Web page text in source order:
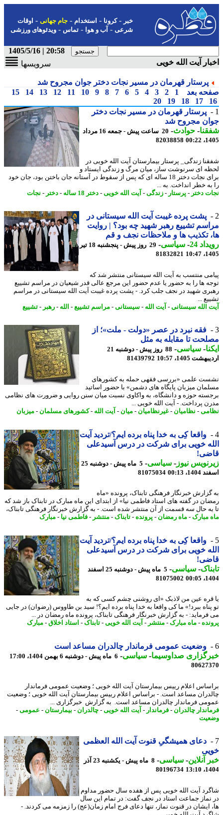
-کرونا-استخدام- جام جهانی-اوقات
شرعی-آب و هوا-تماس-ویدئوهای ورزشی
20:58 | 1405/5/16
آیت الله خویی
سرویسها
پرستار قهرمان در مسیر نجات دختر جوان مجروح شد
بعد
1
2
3
4
5
6
7
8
9
10
11
12
13
14
15
17
18
19
20
پرستار قهرمان در مسیر نجات دختر
مجروح شد
-حوادث -
20 ساعت پیش - جمعه 16 مرداد
82038858
زندگی_ پرستار بیمارستان آیت الله خویی در
ای سرنوشت ساز، میان مرگ و زندگی ایستاد و
برای نجات دختر 18 ساله ای که پس از سقوط در آستانه جان باختن بود، جان خود
خطر انداخت. به ...
دختر-پرستار-زندگی-آیت الله خویی-دختر 18 ساله -دختر-نجات
پشت پرده غیبت آیت الله سیستانی در
تشییع رهبر شهید چه بود؟ | روایت
تکذیب ها و ملاحظات نجف و قم
24
-سیاسی-
29 روز پیش - پنجشنبه 18 تیر
81832821
منتسب به آیت الله سیستانی منتشر شد که
ها را به حضور یا عدم حضور این مرجع عالی قدر شیعیان در مراسم تشییع
شهید در نجف جلب کرد. - پشت پرده غیبت آیت الله سیستانی در مراسم
...
الله سیستانی-آیت الله-سیستانی-مراسم تشییع-الله-رهبر -تشییع
فقه نبرد در عصر «دولت - ملت»؛ از
تا مقابله به مثل
-سیاسی-
88 روز پیش - دوشنبه 21
1405، 10:57
81439792
علمی «بررسی فقهی حمله به کشورهای
میزبان پایگاه های دشمن» با حضور اساتید
حوزه و دانشگاه، به واکاوی نسبت میان سنن روایی و ضرورت های نظامی
پرداخت. - آیت الله خویی ...
-نظامیان-غیرنظامیان-میان-آیت الله-کشورهای مسلمان-میزبان
واقعا کِی به خدا پناه برده ایم؟/تردید آیت
خویی برای شرکت در درس آسیدعلی
نیوز-سیاسی-
5 ماه پیش - دوشنبه 25
00:13
81075034
خبرنگار فرهنگی تابناک، پرونده «ماه
در گفته های استاد فاطمی نیا» از ابتدای این ماه مبارک در تابناک باز شد که
حال سه قسمت از آن منتشر شده است. - به گزارش خبرنگار فرهنگی تابناک،
مبارک- ماه رمضان-پرونده -تابناک-منتشر-فاطمی نیا- مبارک
واقعا کِی به خدا پناه برده ایم؟/تردید آیت
خویی برای شرکت در درس آسیدعلی
-سیاسی-
5 ماه پیش - دوشنبه 25 اسفند
81075002
عین من لاذبک «ای روشنی چشم کسی که به
ببرد!» ما کی واقعا به خدا پناه برده ایم؟! سید بن طاووس (رضوان) در جایی
- به گزارش خبرنگار فرهنگی تابناک، پرونده ماه رمضان در ...
-ماه مبارک- منتشر-آیت الله خویی-تابناک-استاد اخلاق-مبارک
وضعیت عمومی فرماندار چالدران مساعد است
صداوسیما-سیاسی-6 ماه پیش - دوشنبه 6 بهمن 1404، 17:00
اعلام رییس بیمارستان آیت الله خویی ؛ وضعیت عمومی فرماندار
مساعد است. - براساس اعلام رییس بیمارستان آیت الله خویی ؛ وضعیت
فرماندار چالدران مساعد است. به گزارش خبرگزاری ...
چالدران- فرماندار-آیت الله خویی-چالدران- بیمارستان-عمومی-
دعای همیشگیِ قنوت آیت الله العظمی
آنلاین-سیاسی-
8 ماه پیش - یکشنبه 23 آذر
80196734
آیت الله خویی پس از هفده سال حضور مداوم
جماعت استاد در نجف گفت: در تمام این سال
ایشان در قنوت نماز، تنها دعای فرج امام زمان(عج) را زمزمه می کردند. -